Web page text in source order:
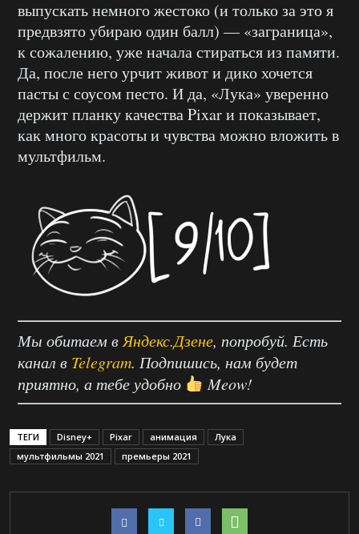
выпускать немного жестоко (и только за это я
предвзято убираю один балл) — «заграница»,
к сожалению, уже начала стираться из памяти.
Да, после него урчит живот и дико хочется
пасты с соусом песто. И да, «Лука» уверенно
держит планку качества Pixar и показывает,
как много красоты и чувства можно вложить в
мультфильм.
Мы обитаем вЯндекс.Дзене, попробуй. Есть
канал в Telegram. Подпишись, нам будет
приятно, а тебе удобно
Meow!
ТЕГИ Disney+ Pixar анимация
Лука
мультфильмы 2021
премьеры 2021